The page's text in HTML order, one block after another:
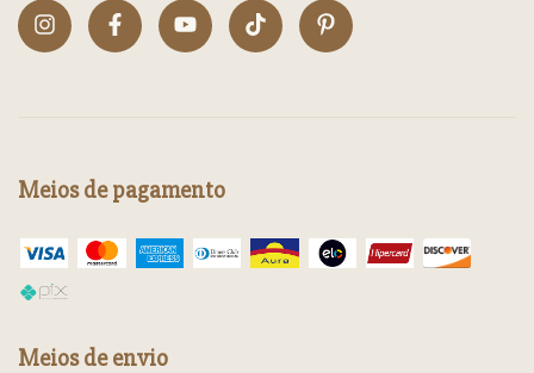
Meios de pagamento
Meios de envio